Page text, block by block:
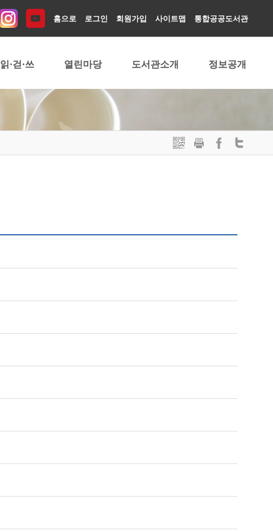
홈으로 로그인 회원가입 사이트맵 통합공공도서관
읽·걷·쓰 열린마당 도서관소개 정보공개